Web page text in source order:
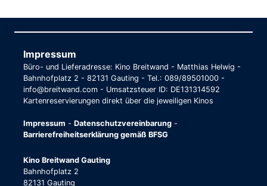
Impressum
Büro- und Lieferadresse: Kino Breitwand - Matthias Helwig -
Bahnhofplatz 2 - 82131 Gauting - Tel.: 089/89501000 -
info@breitwand.com - Umsatzsteuer ID: DE131314592
Kartenreservierungen direkt über die jeweiligen Kinos
Impressum - Datenschutzvereinbarung -
Barrierefreiheitserklärung gemäß BFSG
Kino Breitwand Gauting
Bahnhofplatz 2
82131 Gauting